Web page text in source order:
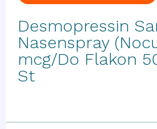
Desmopressin
Nasenspray
mcg/Do Flakon
St